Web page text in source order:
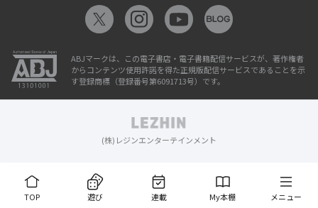
TOP 遊び 連載 My本棚 メニュー
ABJマークは、この電子書店・電子書籍配信サービスが、著作権者
からコンテンツ使用許諾を得た正規版配信サービスであることを示
す登録商標（登録番号第6091713号）です。
(株)レジンエンターテインメント